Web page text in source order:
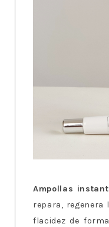
Ampollas
repara, regenera
flacidez de